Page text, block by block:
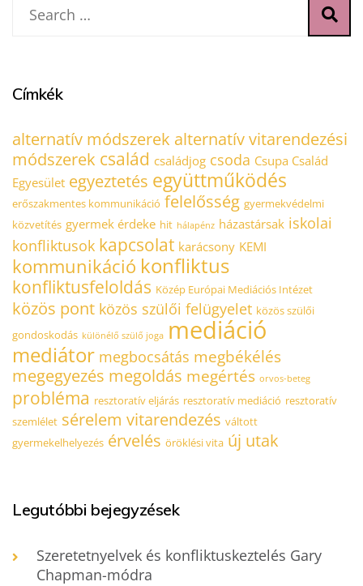
Címkék
alternatív módszerek alternatív vitarendezési
módszerek család családjog csoda Csupa Család
Egyesület egyeztetés együttműködés
erőszakmentes kommunikáció felelősség gyermekvédelmi
közvetítés gyermek érdeke hit hálapénz házastársak iskolai
konfliktusok kapcsolat karácsony KEMI
kommunikáció konfliktus
konfliktusfeloldás Közép Európai Mediációs Intézet
közös pont közös szülői felügyelet közös szülői
gondoskodás különélő szülő joga mediáció
mediátor megbocsátás megbékélés
megegyezés megoldás megértés orvos-beteg
probléma resztoratív eljárás resztoratív mediáció resztoratív
szemlélet sérelem vitarendezés váltott
gyermekelhelyezés érvelés öröklési vita új utak
Legutóbbi bejegyzések
Szeretetnyelvek és konfliktuskeztelés Gary
Chapman-módra